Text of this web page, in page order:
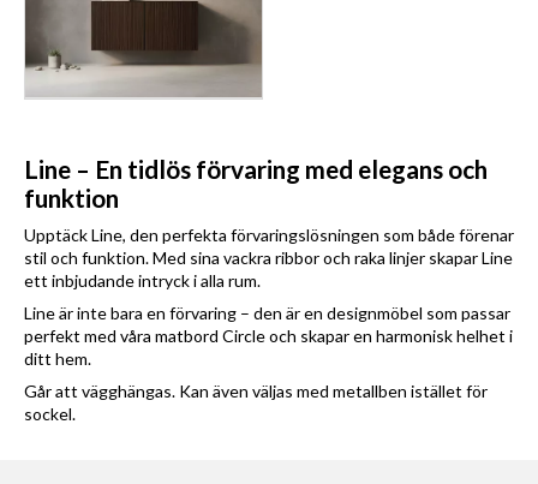
Line – En tidlös förvaring med elegans och
funktion
Upptäck Line, den perfekta förvaringslösningen som både förenar
stil och funktion. Med sina vackra ribbor och raka linjer skapar Line
ett inbjudande intryck i alla rum.
Line är inte bara en förvaring – den är en designmöbel som passar
perfekt med våra matbord Circle och skapar en harmonisk helhet i
ditt hem.
Går att vägghängas. Kan även väljas med metallben istället för
sockel.